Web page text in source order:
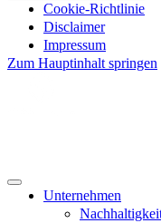
Cookie-Richtlinie
Disclaimer
Impressum
Zum Hauptinhalt springen
Unternehmen